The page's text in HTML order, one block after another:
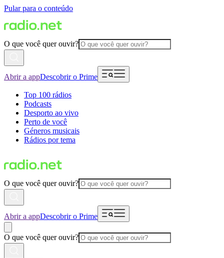
Pular para o conteúdo
O que você quer ouvir?
Abrir a appDescobrir o Prime
Top 100 rádios
Podcasts
Desporto ao vivo
Perto de você
Géneros musicais
Rádios por tema
O que você quer ouvir?
Abrir a appDescobrir o Prime
O que você quer ouvir?